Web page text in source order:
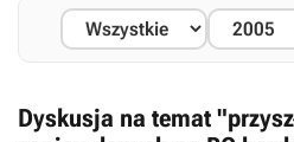
Dyskusja na temat